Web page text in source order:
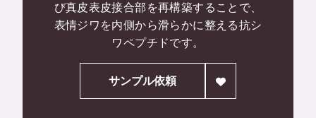
び真皮表皮接合部を再構築することで、
表情ジワを内側から滑らかに整える抗シ
ワペプチドです。
サンプル依頼